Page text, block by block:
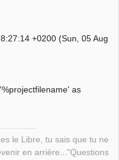
+0200 (Sun, 05 Aug
as
le Libre, tu sais que tu ne
en arrière..."Questions